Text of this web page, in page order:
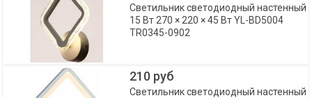
Светильник светодиодный настенный
15 Вт 270 × 220 × 45 Вт YL-BD5004
TR0345-0902
210 руб
Светильник светодиодный настенный